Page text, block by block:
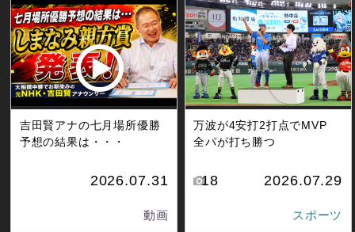
吉田賢アナの七月場所優勝
予想の結果は・・・
2026.07.31
動画
万波が4安打2打点でMVP
全パが打ち勝つ
18 2026.07.29
スポーツ